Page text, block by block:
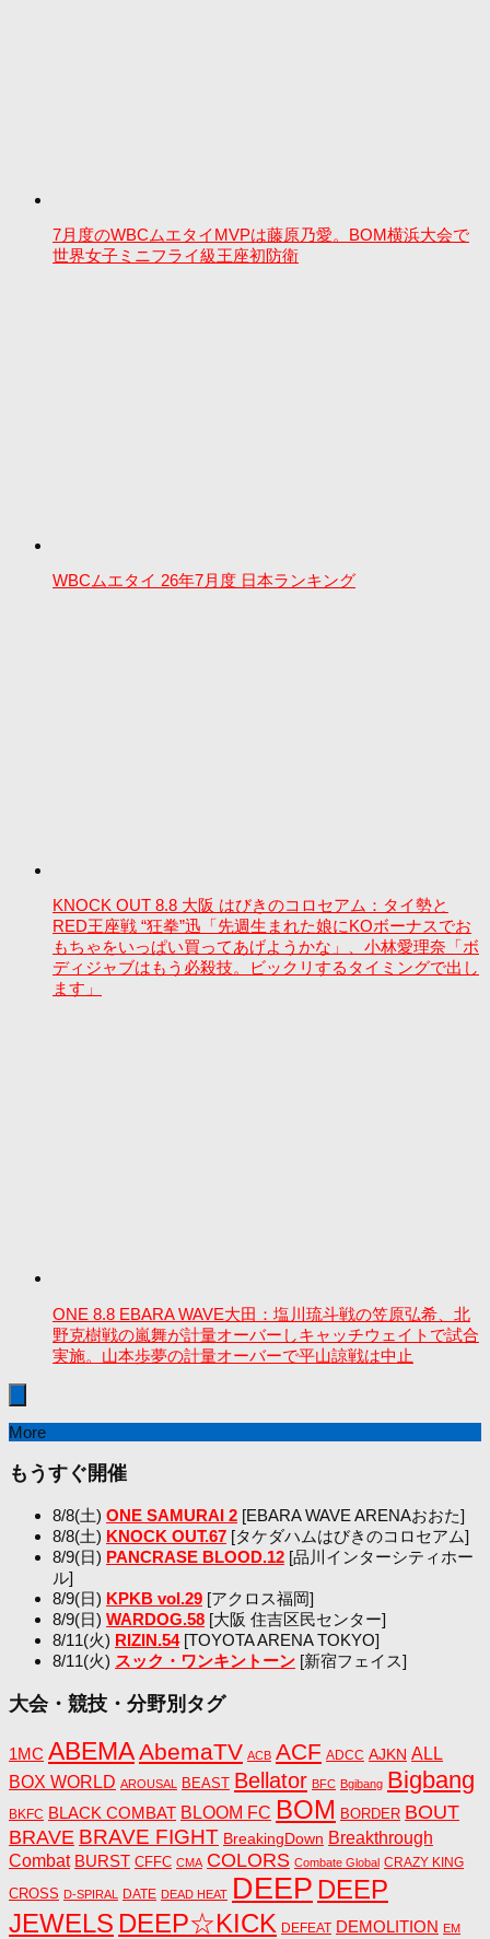
7月度のWBCムエタイMVPは藤原乃愛。BOM横浜大会で
世界女子ミニフライ級王座初防衛
WBCムエタイ 26年7月度 日本ランキング
KNOCK OUT 8.8 大阪 はびきのコロセアム：タイ勢と
RED王座戦 “狂拳”迅「先週生まれた娘にKOボーナスでお
もちゃをいっぱい買ってあげようかな」、小林愛理奈「ボ
ディジャブはもう必殺技。ビックリするタイミングで出し
ます」
ONE 8.8 EBARA WAVE大田：塩川琉斗戦の笠原弘希、北
野克樹戦の嵐舞が計量オーバーしキャッチウェイトで試合
実施。山本歩夢の計量オーバーで平山諒戦は中止
More
もうすぐ開催
8/8(土) ONE SAMURAI 2 [EBARA WAVE ARENAおおた]
8/8(土) KNOCK OUT.67 [タケダハムはびきのコロセアム]
8/9(日) PANCRASE BLOOD.12 [品川インターシティホー
ル]
8/9(日) KPKB vol.29 [アクロス福岡]
8/9(日) WARDOG.58 [大阪 住吉区民センター]
8/11(火) RIZIN.54[TOYOTA ARENA TOKYO]
8/11(火) スック・ワンキントーン [新宿フェイス]
大会・競技・分野別タグ
1MC ABEMAAbemaTV ACB ACF ADCC AJKN ALL
BOX WORLD AROUSAL BEAST Bellator BFC Bgibang Bigbang
BKFC BLACK COMBAT BLOOM FC BOM BORDER BOUT
BRAVE BRAVE FIGHT BreakingDown Breakthrough
Combat BURST CFFC CMA COLORS Combate Global CRAZY KING
CROSS D-SPIRAL DATE DEAD HEAT DEEP DEEP
JEWELS DEEP☆KICK DEFEAT DEMOLITION EM